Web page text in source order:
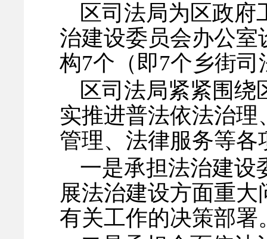
区司法局为区政
治建设委员会办公
构7个（即7个乡街司
区司法局紧紧围
实推进普法依法治
管理、法律服务等各
一是承担法治建设
展法治建设方面重
有关工作的决策部署